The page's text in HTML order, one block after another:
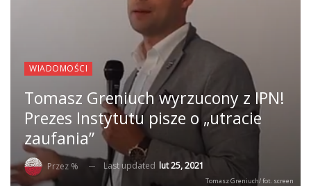
WIADOMOŚCI
Tomasz Greniuch wyrzucony z IPN!
Prezes Instytutu pisze o „utracie
zaufania”
Przez % Last updated lut 25, 2021
Tomasz Greniuch/ fot. screen